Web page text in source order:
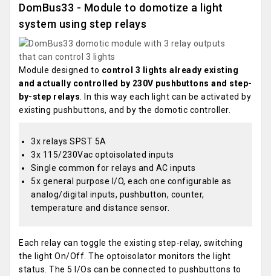
DomBus33 - Module to domotize a light
system using step relays
Module designed to control 3 lights already existing
and actually controlled by 230V pushbuttons and step-
by-step relays . In this way each light can be activated by
existing pushbuttons, and by the domotic controller.
3x relays SPST 5A
3x 115/230Vac optoisolated inputs
Single common for relays and AC inputs
5x general purpose I/O, each one configurable as
analog/digital inputs, pushbutton, counter,
temperature and distance sensor.
Each relay can toggle the existing step-relay, switching
the light On/Off. The optoisolator monitors the light
status. The 5 I/Os can be connected to pushbuttons to